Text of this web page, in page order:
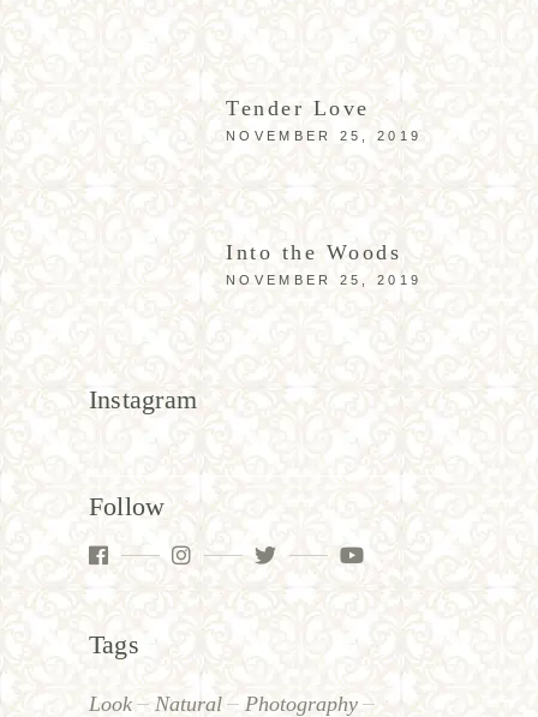
Tender Love
NOVEMBER 25, 2019
Into the Woods
NOVEMBER 25, 2019
Instagram
Follow
Tags
Look Natural
Photography